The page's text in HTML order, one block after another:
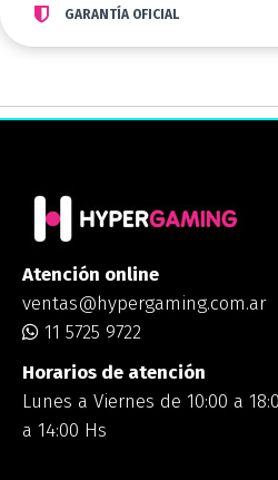
GARANTÍA OFICIAL
Atención online
ventas@hypergaming.com.ar
11 5725 9722
Horarios de atención
Lunes a Viernes de 10:00 a
a 14:00 Hs